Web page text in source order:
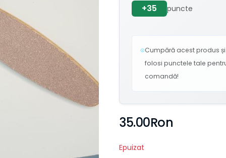
+35 puncte
Cumpără acest produs
folosi punctele tale
comandă!
35.00Ron
Epuizat